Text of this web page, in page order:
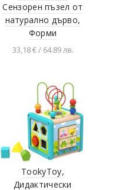
Сензорен пъзел от
натурално дърво,
Форми
33,18 € / 64.89 лв.
TookyToy,
Дидактически